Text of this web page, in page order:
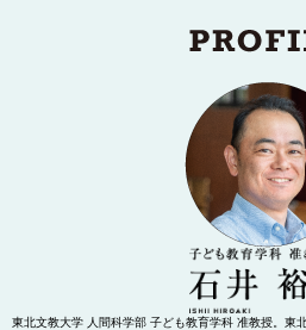
東北文教大学 人間科学部 子ども教育学科 准教授。東